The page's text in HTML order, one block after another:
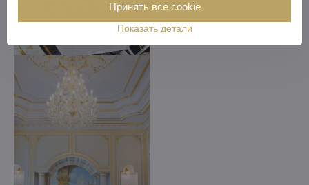
Показать детали
Принять все cookie